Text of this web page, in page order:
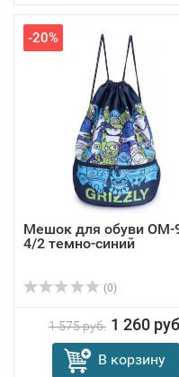
-20%
Мешок для обуви OM-
4/2 темно-синий
(0)
1 575 руб. 1 260
В корзину